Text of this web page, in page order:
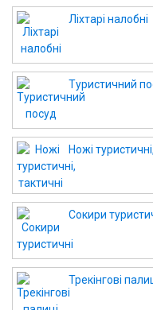
Ліхтарі налобні
Туристичний
Ножі
Сокири
Трекінгові